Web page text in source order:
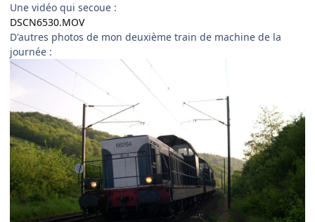
Une vidéo qui secoue :
DSCN6530.MOV
D'autres photos de mon deuxième train de machine de la
journée :